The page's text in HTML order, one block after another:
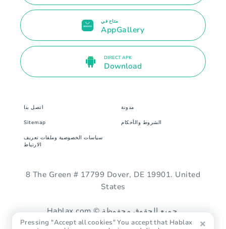
متاح في
AppGallery
DIRECT APK
Download
اتصل بنا مدونة
Sitemap الشروط والأحكام
سياسات الخصوصية وملفات تعريف
الارتباط
8 The Green # 17799 Dover, DE 19901. United
States
Pressing "Accept all cookies" You accept that Hablax